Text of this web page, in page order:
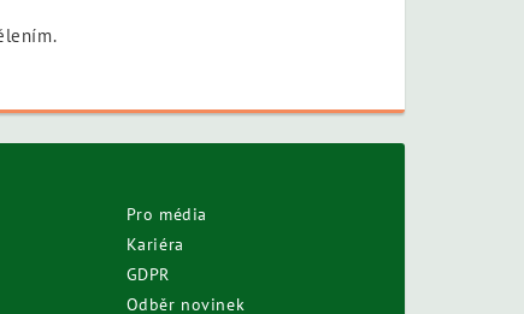
Pro média
Kariéra
GDPR
Odběr novinek